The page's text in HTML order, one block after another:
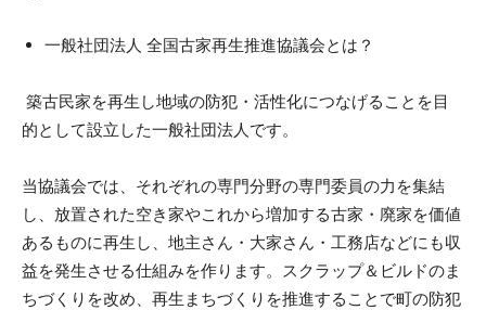
一般社団法人 全国古家再生推進協議会とは？​
築古民家を再生し地域の防犯・活性化につなげることを目
的として設立した一般社団法人です。
当協議会では、それぞれの専門分野の専門委員の力を集結
し、放置された空き家やこれから増加する古家・廃家を価値
あるものに再生し、地主さん・大家さん・工務店などにも収
益を発生させる仕組みを作ります。スクラップ＆ビルドのま
ちづくりを改め、再生まちづくりを推進することで町の防犯